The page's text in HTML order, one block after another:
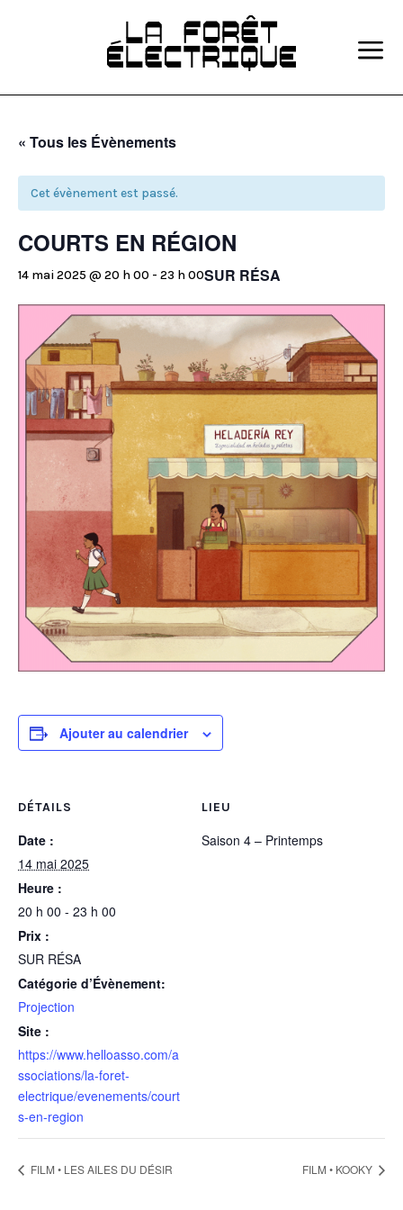
« Tous les Évènements
Cet évènement est passé.
COURTS EN RÉGION
14 mai 2025 @ 20 h 00 - 23 h 00SUR RÉSA
Ajouter au calendrier
DÉTAILS
Date :
14 mai 2025
Heure :
20 h 00 - 23 h 00
Prix :
SUR RÉSA
Catégorie d’Évènement:
Projection
Site :
https://www.helloasso.com/a
ssociations/la-foret-
electrique/evenements/court
s-en-region
LIEU
Saison 4 – Printemps
FILM • LES AILES DU DÉSIR FILM • KOOKY
a